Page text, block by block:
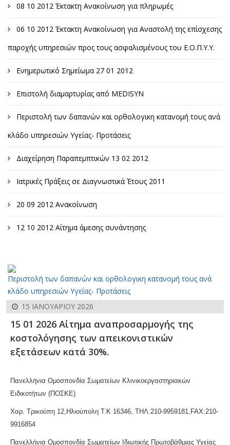
08 10 2012 Έκτακτη Ανακοίνωση για πληρωμές
06 10 2012 Έκτακτη Ανακοίνωση για Αναστολή της επίσχεσης
παροχής υπηρεσιών προς τους ασφαλισμένους του Ε.Ο.Π.Υ.Υ.
Ενημερωτικό Σημείωμα 27 01 2012
Επιστολή διαμαρτυρίας από MEDISYN
Περιστολή των δαπανών και ορθολογικη κατανομή τους ανά
κλάδο υπηρεσιών Υγείας- Προτάσεις
Διαχείρηση Παραπεμπτικών 13 02 2012
Ιατρικές Πράξεις σε Διαγνωστικά Έτους 2011
20 09 2012 Ανακοίνωση
12 10 2012 Αίτημα άμεσης συνάντησης
Περιστολή των δαπανών και ορθολογικη κατανομή τους ανά
κλάδο υπηρεσιών Υγείας- Προτάσεις
15 ΙΑΝΟΥΑΡΊΟΥ 2026
15 01 2026 Αίτημα αναπροσαρμογής της
κοστολόγησης των απεικονιστικών
εξετάσεων κατά 30%.
Πανελλήνια Ομοσπονδία Σωματείων Κλινικοεργαστηριακών
Ειδικοτήτων (ΠΟΣΚΕ)
Χαρ. Τρικούπη 12,Ηλιούπολη Τ.Κ 16346, ΤΗΛ.210-9959181,FAX:210-
9916854
Πανελλήνια Ομοσπονδία Σωματείων Ιδιωτικής Πρωτοβάθμιας Υγείας